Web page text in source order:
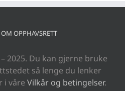
OPPHAVSRETT
2025. Du kan gjerne bruke
så lenge du lenker
i våre Vilkår og betingelser.